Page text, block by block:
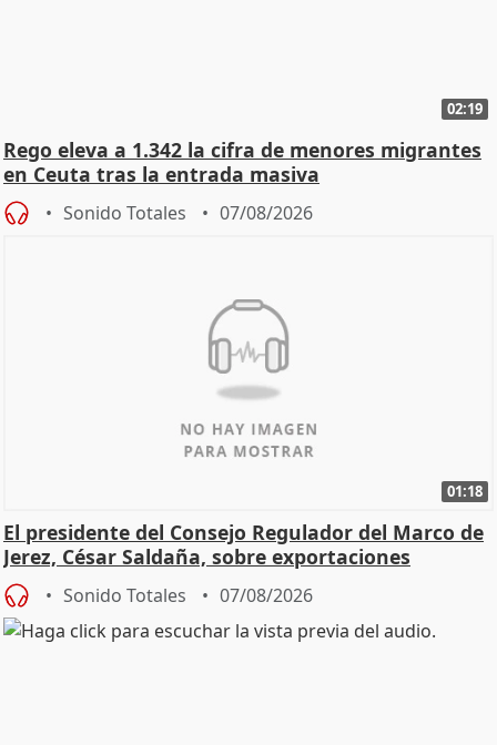
02:19
Rego eleva a 1.342 la cifra de menores migrantes
en Ceuta tras la entrada masiva
Sonido Totales 07/08/2026
01:18
El presidente del Consejo Regulador del Marco de
Jerez, César Saldaña, sobre exportaciones
Sonido Totales 07/08/2026